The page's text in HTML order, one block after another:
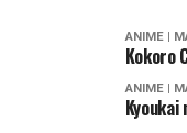
ANIME |
Kokoro
ANIME |
Kyoukai